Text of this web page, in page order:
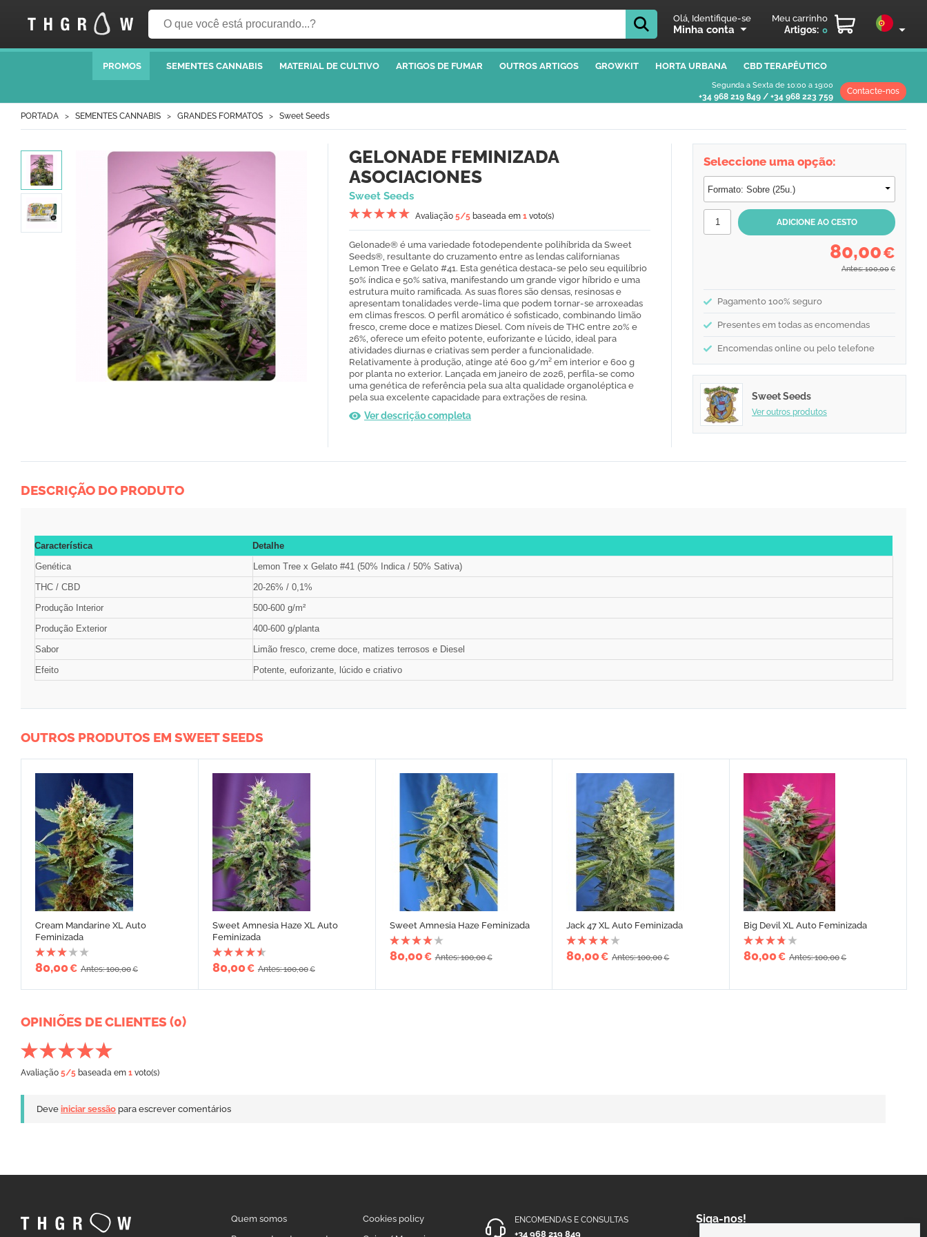
Olá, Identifique-se
Minha conta
Meu carrinho
Artigos: 0
PROMOS SEMENTES CANNABIS MATERIAL DE CULTIVO ARTIGOS DE FUMAR OUTROS ARTIGOS GROWKIT HORTA URBANA CBD TERAPÊUTICO
Segunda a Sexta de 10:00 a 19:00
+34 968 219 849 / +34 968 223 759
Contacte-nos
PORTADA SEMENTES CANNABIS GRANDES FORMATOS Sweet Seeds
GELONADE FEMINIZADA
ASOCIACIONES
Sweet Seeds
Avaliação 5/5 baseada em 1 voto(s)
Gelonade® é uma variedade fotodependente polihíbrida da Sweet
Seeds®, resultante do cruzamento entre as lendas californianas
Lemon Tree e Gelato #41. Esta genética destaca-se pelo seu equilíbrio
50% índica e 50% sativa, manifestando um grande vigor híbrido e uma
estrutura muito ramificada. As suas flores são densas, resinosas e
apresentam tonalidades verde-lima que podem tornar-se arroxeadas
em climas frescos. O perfil aromático é sofisticado, combinando limão
fresco, creme doce e matizes Diesel. Com níveis de THC entre 20% e
26%, oferece um efeito potente, euforizante e lúcido, ideal para
atividades diurnas e criativas sem perder a funcionalidade.
Relativamente à produção, atinge até 600 g/m² em interior e 600 g
por planta no exterior. Lançada em janeiro de 2026, perfila-se como
uma genética de referência pela sua alta qualidade organoléptica e
pela sua excelente capacidade para extrações de resina.
Ver descrição completa
Seleccione uma opção:
80,00€
Antes: 100,00 €
Pagamento 100% seguro
Presentes em todas as encomendas
Encomendas online ou pelo telefone
Sweet Seeds
Ver outros produtos
DESCRIÇÃO DO PRODUTO
Característica
Detalhe
Genética
Lemon Tree x Gelato #41 (50% Indica / 50% Sativa)
THC / CBD
20-26% / 0,1%
Produção Interior
500-600 g/m²
Produção Exterior
400-600 g/planta
Sabor
Limão fresco, creme doce, matizes terrosos e Diesel
Efeito
Potente, euforizante, lúcido e criativo
OUTROS PRODUTOS EM SWEET SEEDS
Cream Mandarine XL Auto
Feminizada
80,00€ Antes: 100,00€
Sweet Amnesia Haze XL Auto
Feminizada
80,00€ Antes: 100,00€
Sweet Amnesia Haze Feminizada
80,00€ Antes: 100,00€
Jack 47 XL Auto Feminizada
80,00€ Antes: 100,00€
Big Devil XL Auto Feminizada
80,00€ Antes: 100,00€
OPINIÕES DE CLIENTES (0)
Avaliação 5/5 baseada em 1 voto(s)
Deve iniciar sessão para escrever comentários
Quem somos
Cookies policy
ENCOMENDAS E CONSULTAS
+34 968 219 849
Siga-nos!